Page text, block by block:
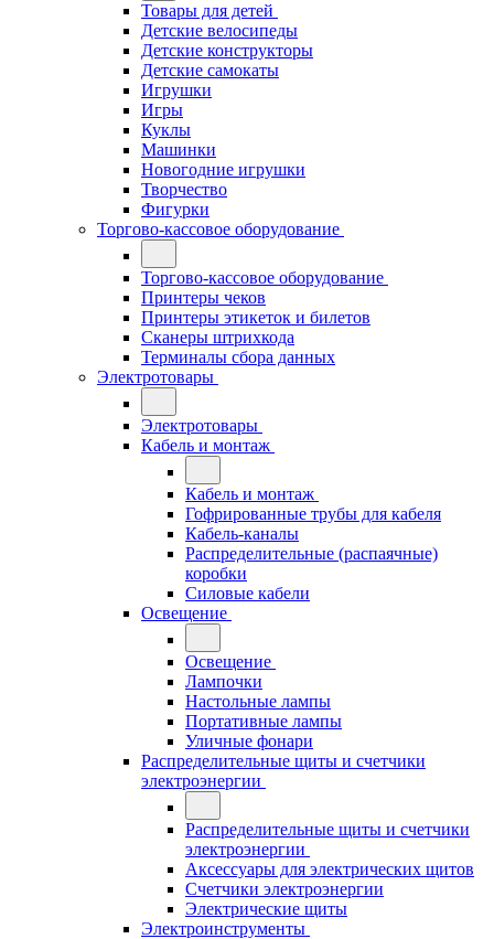
Товары для детей
Детские велосипеды
Детские конструкторы
Детские самокаты
Игрушки
Игры
Куклы
Машинки
Новогодние игрушки
Творчество
Фигурки
Торгово-кассовое оборудование
Торгово-кассовое оборудование
Принтеры чеков
Принтеры этикеток и билетов
Сканеры штрихкода
Терминалы сбора данных
Электротовары
Электротовары
Кабель и монтаж
Кабель и монтаж
Гофрированные трубы для кабеля
Кабель-каналы
Распределительные (распаячные)
коробки
Силовые кабели
Освещение
Освещение
Лампочки
Настольные лампы
Портативные лампы
Уличные фонари
Распределительные щиты и счетчики
электроэнергии
Распределительные щиты и счетчики
электроэнергии
Аксессуары для электрических щитов
Счетчики электроэнергии
Электрические щиты
Электроинструменты